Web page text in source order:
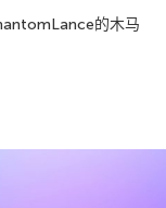
的木马